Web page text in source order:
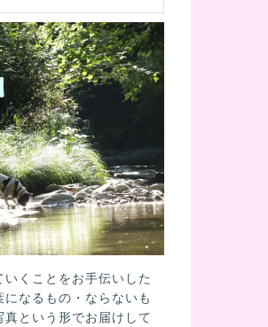
くことをお手伝いした
なるもの・ならないも
という形でお届けして